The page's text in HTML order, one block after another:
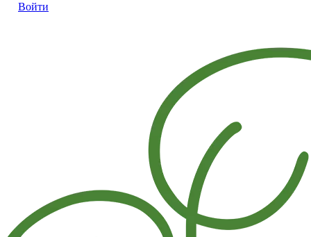
Войти